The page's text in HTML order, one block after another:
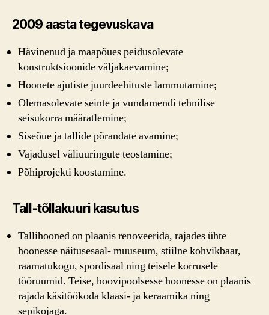
2009 aasta tegevuskava
Hävinenud ja maapõues peidusolevate
konstruktsioonide väljakaevamine;
Hoonete ajutiste juurdeehituste lammutamine;
Olemasolevate seinte ja vundamendi tehnilise
seisukorra määratlemine;
Siseõue ja tallide põrandate avamine;
Vajadusel väliuuringute teostamine;
Põhiprojekti koostamine.
Tall-tõllakuuri kasutus
Tallihooned on plaanis renoveerida, rajades ühte
hoonesse näitusesaal- muuseum, stiilne kohvikbaar,
raamatukogu, spordisaal ning teisele korrusele
tööruumid. Teise, hoovipoolsesse hoonesse on plaanis
rajada käsitöökoda klaasi- ja keraamika ning
sepikojaga.